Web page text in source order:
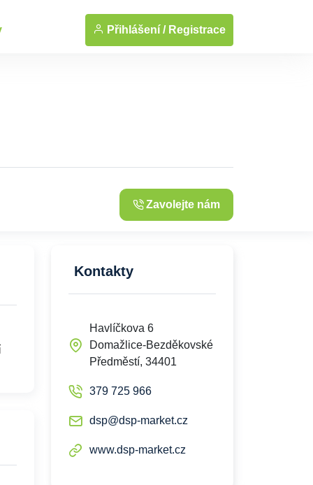
Přihlášení / Registrace
... Zobrazit fotografie
Zavolejte nám
Kontakty
Havlíčkova 6
Domažlice-Bezděkovské
Předměstí, 34401
379 725 966
dsp@dsp-market.cz
www.dsp-market.cz